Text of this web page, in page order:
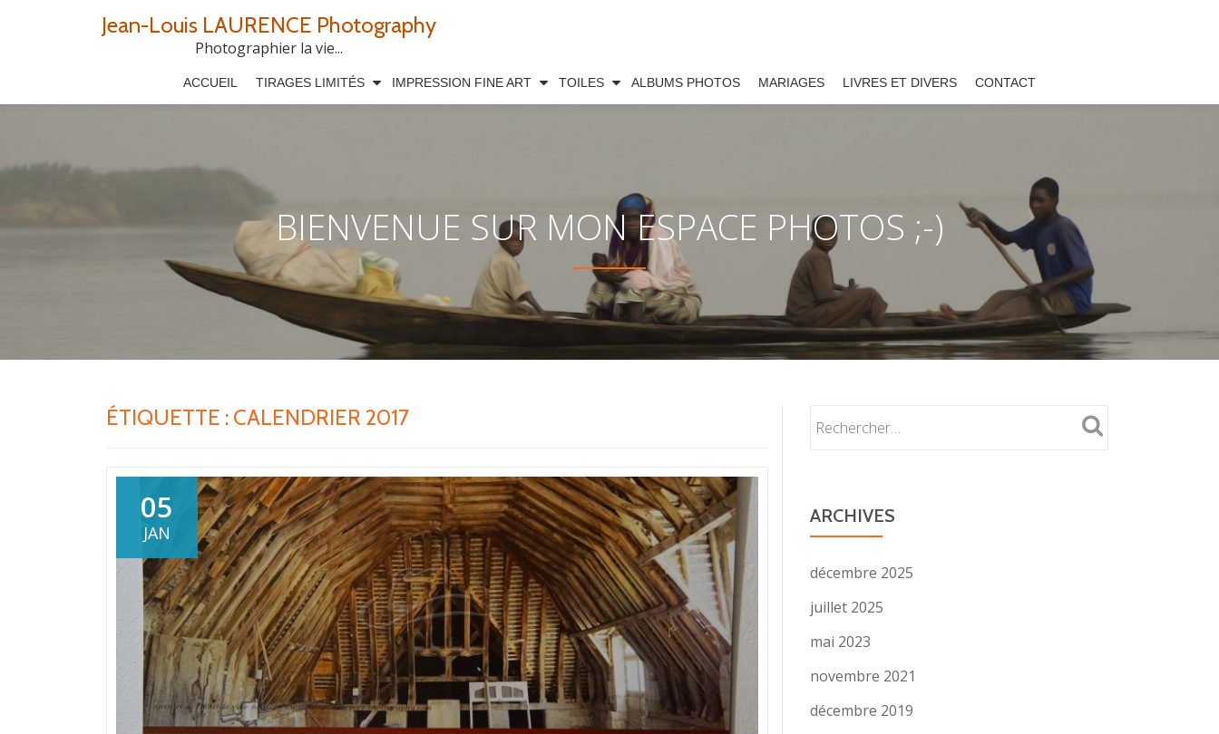
Jean-Louis LAURENCE Photography
Photographier la vie...
ACCUEIL TIRAGES LIMITÉS IMPRESSION FINE ART TOILES ALBUMS PHOTOS MARIAGES LIVRES ET DIVERS CONTACT
BIENVENUE SUR MON ESPACE PHOTOS ;-)
ÉTIQUETTE : CALENDRIER 2017
05
JAN
ARCHIVES
décembre 2025
juillet 2025
mai 2023
novembre 2021
décembre 2019